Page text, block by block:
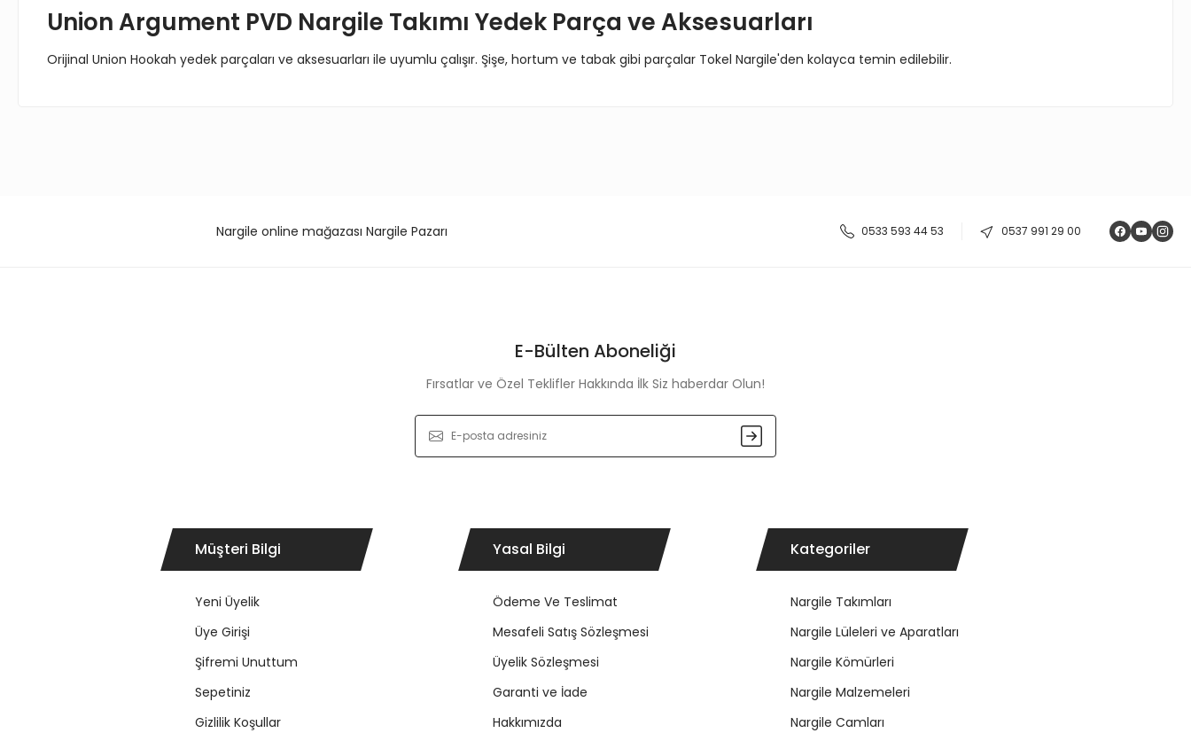
Union Argument PVD Nargile Takımı Yedek Parça ve Aksesuarları
Orijinal Union Hookah yedek parçaları ve aksesuarları ile uyumlu çalışır. Şişe, hortum ve tabak gibi parçalar Tokel Nargile'den kolayca temin edilebilir.
Ürün açıklamasında eksik bilgiler bulunuyor.
Nargile online mağazası Nargile Pazarı 0533 593 44 53 0537 991 29 00
E-Bülten Aboneliği
Fırsatlar ve Özel Teklifler Hakkında İlk Siz haberdar Olun!
Müşteri Bilgi
Yeni Üyelik
Üye Girişi
Şifremi Unuttum
Sepetiniz
Gizlilik Koşullar
Yasal Bilgi
Ödeme Ve Teslimat
Mesafeli Satış Sözleşmesi
Üyelik Sözleşmesi
Garanti ve İade
Hakkımızda
Kategoriler
Nargile Takımları
Nargile Lüleleri ve Aparatları
Nargile Kömürleri
Nargile Malzemeleri
Nargile Camları